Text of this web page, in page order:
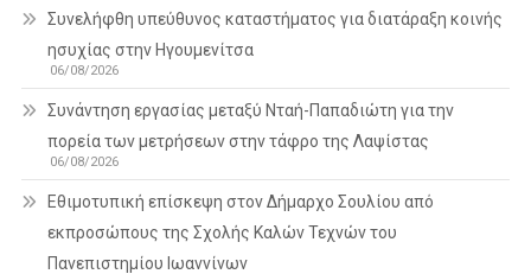
Συνελήφθη υπεύθυνος καταστήματος για διατάραξη κοινής
ησυχίας στην Ηγουμενίτσα
06/08/2026
Συνάντηση εργασίας μεταξύ Νταή-Παπαδιώτη για την
πορεία των μετρήσεων στην τάφρο της Λαψίστας
06/08/2026
Εθιμοτυπική επίσκεψη στον Δήμαρχο Σουλίου από
εκπροσώπους της Σχολής Καλών Τεχνών του
Πανεπιστημίου Ιωαννίνων